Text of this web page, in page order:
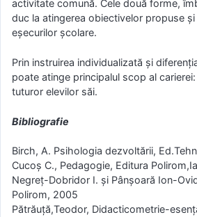
activitate comună. Cele două forme,
duc la atingerea obiectivelor propuse şi
eşecurilor şcolare.
Prin instruirea individualizată şi
poate atinge principalul scop al
tuturor elevilor săi.
Bibliografie
Birch, A. Psihologia dezvoltării,
Cucoş C., Pedagogie, Editura
Negreţ-Dobridor I. şi Pânşoară Ion-
Polirom, 2005
Pătrăuţă,Teodor, Didacticometrie-